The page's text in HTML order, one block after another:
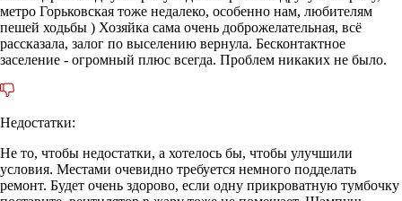
метро Горьковская тоже недалеко, особенно нам, любителям
пешей ходьбы ) Хозяйка сама очень доброжелательная, всё
рассказала, залог по выселению вернула. Бесконтактное
заселение - огромный плюс всегда. Проблем никаких не было.
Недостатки:
Не то, чтобы недостатки, а хотелось бы, чтобы улучшили
условия. Местами очевидно требуется немного подделать
ремонт. Будет очень здорово, если одну прикроватную тумбочку